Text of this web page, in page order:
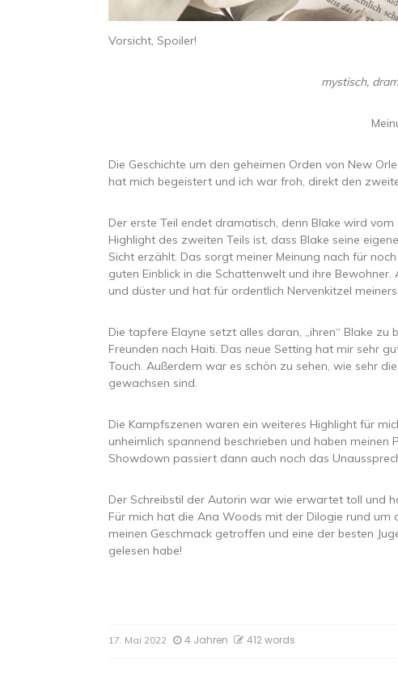
Vorsicht, Spoiler!
mystisch,
Die Geschichte um den geheimen Orden von New
hat mich begeistert und ich war froh, direkt den
Der erste Teil endet dramatisch, denn Blake wird
Highlight des zweiten Teils ist, dass Blake seine
Sicht erzählt. Das sorgt meiner Meinung nach für
guten Einblick in die Schattenwelt und ihre
und düster und hat für ordentlich Nervenkitzel
Die tapfere Elayne setzt alles daran, „ihren“ Blake
Freunden nach Haiti. Das neue Setting hat mir sehr
Touch. Außerdem war es schön zu sehen, wie sehr
gewachsen sind.
Die Kampfszenen waren ein weiteres Highlight für
unheimlich spannend beschrieben und haben meinen
Showdown passiert dann auch noch das
Der Schreibstil der Autorin war wie erwartet toll und
Für mich hat die Ana Woods mit der Dilogie rund um
meinen Geschmack getroffen und eine der besten
gelesen habe!
17. Mai 2022 4 Jahren 412 words